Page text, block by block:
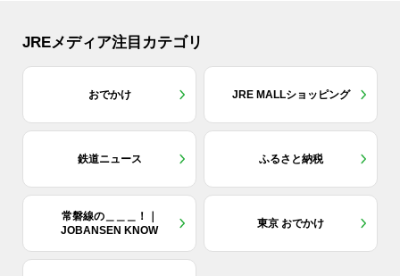
JREメディア注目カテゴリ
おでかけ JRE MALLショッピング
鉄道ニュース ふるさと納税
常磐線の＿＿＿！｜
JOBANSEN KNOW
東京 おでかけ